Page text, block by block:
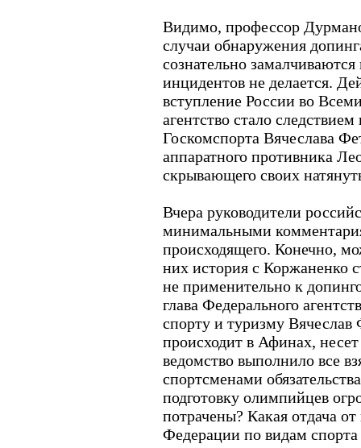
Видимо, профессор
случаи обнаружения
сознательно
инцидентов не делается.
вступление России во
агентство стало
Госкомспорта Вячеслава
аппаратного противника
скрывающего своих
Вчера руководители
минимальными
происходящего. Конечно,
них история с Коржаненко
не применительно к
глава Федерального
спорту и туризму Вячеслав
происходит в Афинах,
ведомство выполнило все
спортсменами
подготовку олимпийцев
потрачены? Какая отдача
Федерации по видам